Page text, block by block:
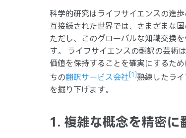
科学的研究はライフサイエンスの進
互接続された世界では、さまざまな
ただし、このグローバルな知識交換
す。 ライフサイエンスの翻訳の芸術
価値を保持することを確実にするた
ちの翻訳サービス会社 [1] 熟練したラ
を掘り下げます。
1. 複雑な概念を精密に